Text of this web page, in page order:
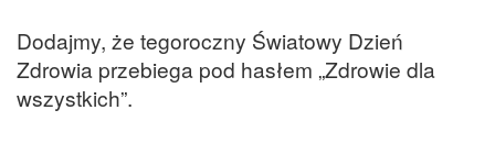
Dodajmy, że tegoroczny Światowy Dzień
Zdrowia przebiega pod hasłem „Zdrowie dla
wszystkich”.